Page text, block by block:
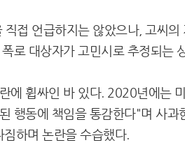
직접 언급하지는 않았으나, 고씨
로 대상자가 고민시로 추정되는
에 휩싸인 바 있다. 2020년에는
행동에 책임을 통감한다"며 사
하며 논란을 수습했다.